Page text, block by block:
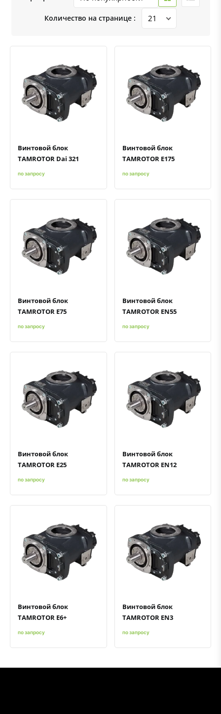
Количество на странице :
Быстрый просмотрДобавить к сравнению
Добавить в избранное
Винтовой блок
TAMROTOR Dai 321
по запросу
Быстрый просмотрДобавить к сравнению
Добавить в избранное
Винтовой блок
TAMROTOR E175
по запросу
Быстрый просмотрДобавить к сравнению
Добавить в избранное
Винтовой блок
TAMROTOR E75
по запросу
Быстрый просмотрДобавить к сравнению
Добавить в избранное
Винтовой блок
TAMROTOR EN55
по запросу
Быстрый просмотрДобавить к сравнению
Добавить в избранное
Винтовой блок
TAMROTOR E25
по запросу
Быстрый просмотрДобавить к сравнению
Добавить в избранное
Винтовой блок
TAMROTOR EN12
по запросу
Быстрый просмотрДобавить к сравнению
Добавить в избранное
Винтовой блок
TAMROTOR E6+
по запросу
Быстрый просмотрДобавить к сравнению
Добавить в избранное
Винтовой блок
TAMROTOR EN3
по запросу